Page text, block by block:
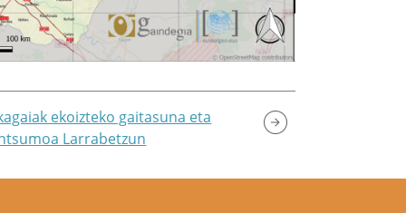
ekoizteko gaitasuna eta
Larrabetzun